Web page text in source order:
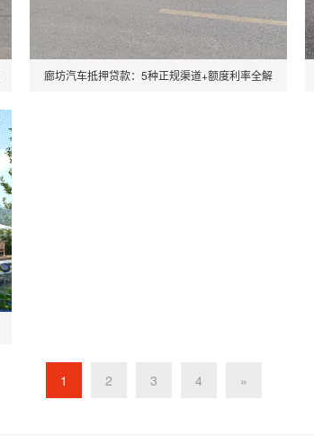
廊坊汽车抵押贷款：5种正规渠道+额度利率全解
1 2 3 4 »